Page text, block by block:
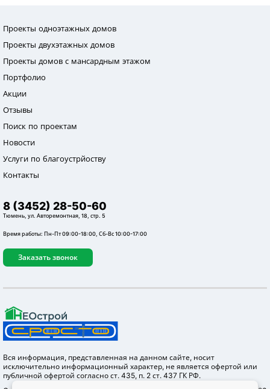
Проекты одноэтажных домов
Проекты двухэтажных домов
Проекты домов с мансардным этажом
Портфолио
Акции
Отзывы
Поиск по проектам
Новости
Услуги по благоустрйоству
Контакты
8 (3452) 28-50-60
Тюмень, ул. Авторемонтная, 18, стр. 5
Время работы: Пн-Пт 09:00-18:00, Сб-Вс 10:00-17:00
Заказать звонок
Вся информация, представленная на данном сайте, носит
исключительно информационный характер, не является офертой или
публичной офертой согласно ст. 435, п. 2 ст. 437 ГК РФ.